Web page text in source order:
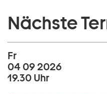
Nächste
Fr
04 09 2026
19.30 Uhr